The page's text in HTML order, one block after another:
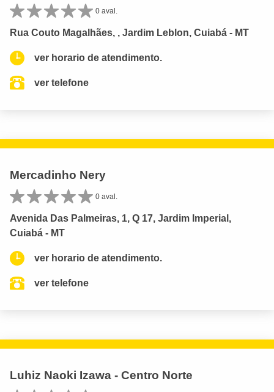
0 aval.
Rua Couto Magalhães, , Jardim Leblon, Cuiabá - MT
ver horario de atendimento.
ver telefone
Mercadinho Nery
0 aval.
Avenida Das Palmeiras, 1, Q 17, Jardim Imperial,
Cuiabá - MT
ver horario de atendimento.
ver telefone
Luhiz Naoki Izawa - Centro Norte